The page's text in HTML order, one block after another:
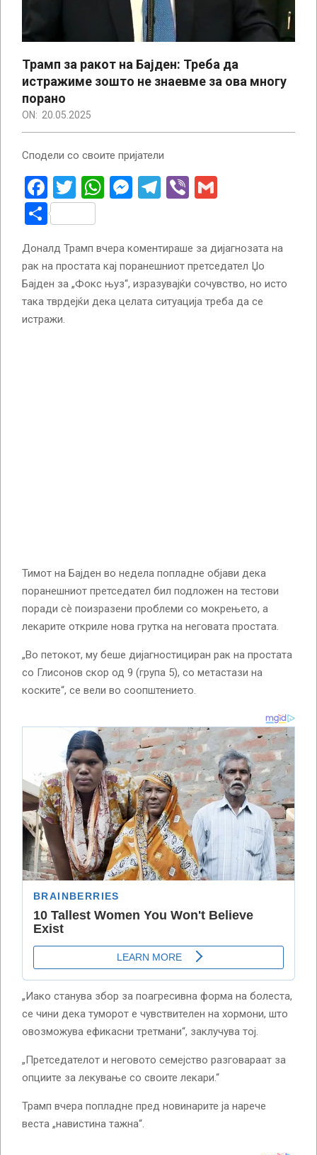
Трамп за ракот на Бајден: Треба да
истражиме зошто не знаевме за ова многу
порано
ON: 20.05.2025
Сподели со своите пријатели
Facebook
Twitter
WhatsApp
Messenger
Telegram
Viber
Share
Доналд Трамп вчера коментираше за дијагнозата на
рак на простата кај поранешниот претседател Џо
Бајден за „Фокс њуз“, изразувајќи сочувство, но исто
така тврдејќи дека целата ситуација треба да се
истражи.
Тимот на Бајден во недела попладне објави дека
поранешниот претседател бил подложен на тестови
поради сè поизразени проблеми со мокрењето, а
лекарите откриле нова грутка на неговата простата.
„Во петокот, му беше дијагностициран рак на простата
со Глисонов скор од 9 (група 5), со метастази на
коските“, се вели во соопштението.
„Иако станува збор за поагресивна форма на болеста,
се чини дека туморот е чувствителен на хормони, што
овозможува ефикасни третмани“, заклучува тој.
„Претседателот и неговото семејство разговараат за
опциите за лекување со своите лекари.“
Трамп вчера попладне пред новинарите ја нарече
веста „навистина тажна“.